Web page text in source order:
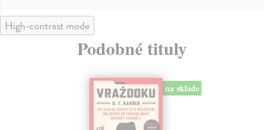
High-contrast mode
Podobné tituly
na sklade